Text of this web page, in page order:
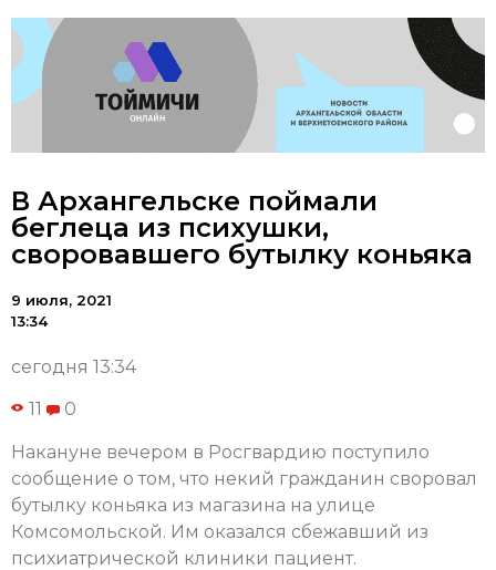
В Архангельске поймали
беглеца из психушки,
своровавшего бутылку коньяка
9 июля, 2021
13:34
сегодня 13:34
11 0
Накануне вечером в Росгвардию поступило
сообщение о том, что некий гражданин своровал
бутылку коньяка из магазина на улице
Комсомольской. Им оказался сбежавший из
психиатрической клиники пациент.